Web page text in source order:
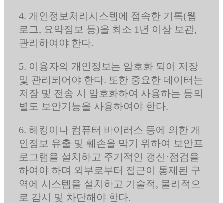
4. 개인정보처리시스템에 접속한 기록(웹
로그, 요약정보 등)을 최소 1년 이상 보관,
관리하여야 한다.
5. 이용자의 개인정보는 암호화 되어 저장
및 관리되어야 한다. 또한 중요한 데이터는
저장 및 전송 시 암호화하여 사용하는 등의
별도 보안기능을 사용하여야 한다.
6. 해킹이나 컴퓨터 바이러스 등에 의한 개
인정보 유출 및 훼손을 막기 위하여 보안프
로그램을 설치하고 주기적인 갱신·점검을
하여야 하며 외부로부터 접근이 통제된 구
역에 시스템을 설치하고 기술적, 물리적으
로 감시 및 차단해야 한다.